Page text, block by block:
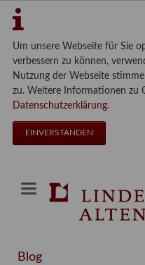
Um unsere Webseite für Sie
verbessern zu können,
Nutzung der Webseite
zu. Weitere Informationen zu
Datenschutzerklärung.
EINVERSTANDEN
Blog